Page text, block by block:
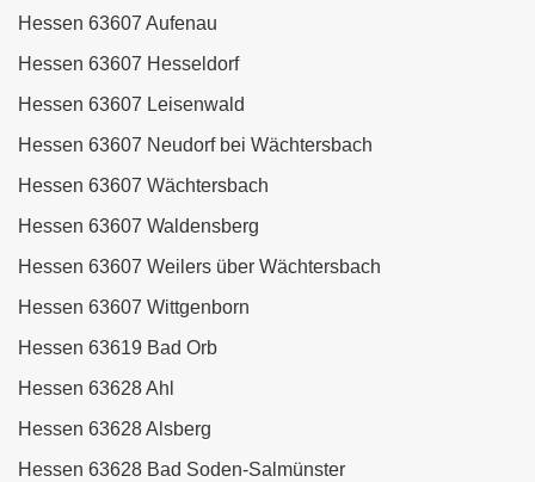
Hessen 63607 Aufenau
Hessen 63607 Hesseldorf
Hessen 63607 Leisenwald
Hessen 63607 Neudorf bei Wächtersbach
Hessen 63607 Wächtersbach
Hessen 63607 Waldensberg
Hessen 63607 Weilers über Wächtersbach
Hessen 63607 Wittgenborn
Hessen 63619 Bad Orb
Hessen 63628 Ahl
Hessen 63628 Alsberg
Hessen 63628 Bad Soden-Salmünster